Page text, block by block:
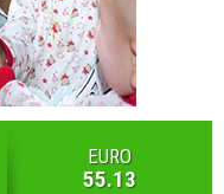
EURO
55.13